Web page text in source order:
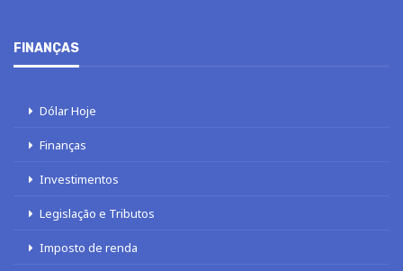
FINANÇAS
Dólar Hoje
Finanças
Investimentos
Legislação e Tributos
Imposto de renda